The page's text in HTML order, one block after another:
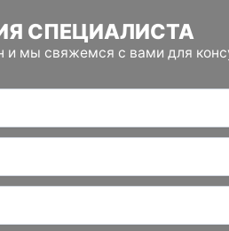
СПЕЦИАЛИСТА
и мы свяжемся с вами для